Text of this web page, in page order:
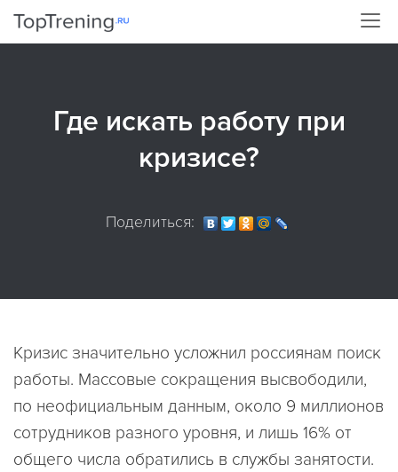
Где искать работу при
кризисе?
Поделиться:
Кризис значительно усложнил россиянам поиск
работы. Массовые сокращения высвободили,
по неофициальным данным, около 9 миллионов
сотрудников разного уровня, и лишь 16% от
общего числа обратились в службы занятости.